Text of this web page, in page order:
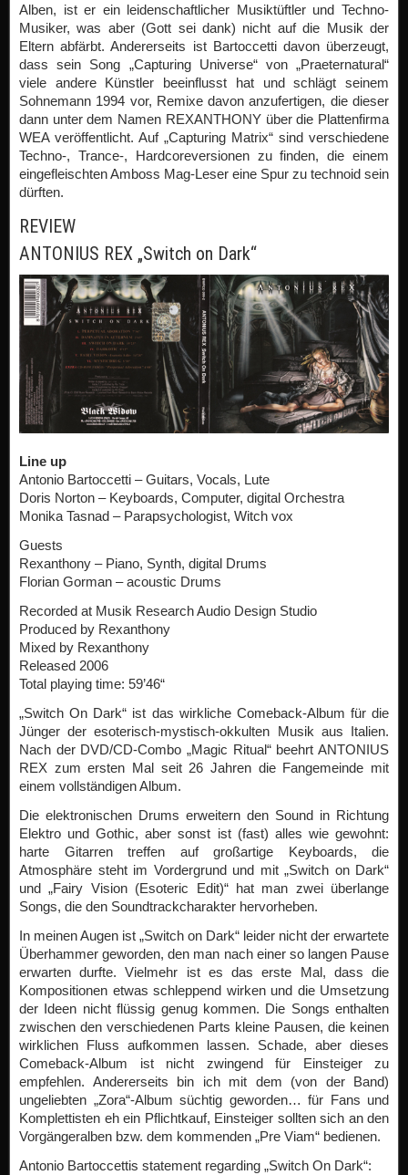
Alben, ist er ein leidenschaftlicher Musiktüftler und Techno-
Musiker, was aber (Gott sei dank) nicht auf die Musik der
Eltern abfärbt. Andererseits ist Bartoccetti davon überzeugt,
dass sein Song „Capturing Universe“ von „Praeternatural“
viele andere Künstler beeinflusst hat und schlägt seinem
Sohnemann 1994 vor, Remixe davon anzufertigen, die dieser
dann unter dem Namen REXANTHONY über die Plattenfirma
WEA veröffentlicht. Auf „Capturing Matrix“ sind verschiedene
Techno-, Trance-, Hardcoreversionen zu finden, die einem
eingefleischten Amboss Mag-Leser eine Spur zu technoid sein
dürften.
REVIEW
ANTONIUS REX „Switch on Dark“
Line up
Antonio Bartoccetti – Guitars, Vocals, Lute
Doris Norton – Keyboards, Computer, digital Orchestra
Monika Tasnad – Parapsychologist, Witch vox
Guests
Rexanthony – Piano, Synth, digital Drums
Florian Gorman – acoustic Drums
Recorded at Musik Research Audio Design Studio
Produced by Rexanthony
Mixed by Rexanthony
Released 2006
Total playing time: 59’46“
„Switch On Dark“ ist das wirkliche Comeback-Album für die
Jünger der esoterisch-mystisch-okkulten Musik aus Italien.
Nach der DVD/CD-Combo „Magic Ritual“ beehrt ANTONIUS
REX zum ersten Mal seit 26 Jahren die Fangemeinde mit
einem vollständigen Album.
Die elektronischen Drums erweitern den Sound in Richtung
Elektro und Gothic, aber sonst ist (fast) alles wie gewohnt:
harte Gitarren treffen auf großartige Keyboards, die
Atmosphäre steht im Vordergrund und mit „Switch on Dark“
und „Fairy Vision (Esoteric Edit)“ hat man zwei überlange
Songs, die den Soundtrackcharakter hervorheben.
In meinen Augen ist „Switch on Dark“ leider nicht der erwartete
Überhammer geworden, den man nach einer so langen Pause
erwarten durfte. Vielmehr ist es das erste Mal, dass die
Kompositionen etwas schleppend wirken und die Umsetzung
der Ideen nicht flüssig genug kommen. Die Songs enthalten
zwischen den verschiedenen Parts kleine Pausen, die keinen
wirklichen Fluss aufkommen lassen. Schade, aber dieses
Comeback-Album ist nicht zwingend für Einsteiger zu
empfehlen. Andererseits bin ich mit dem (von der Band)
ungeliebten „Zora“-Album süchtig geworden… für Fans und
Komplettisten eh ein Pflichtkauf, Einsteiger sollten sich an den
Vorgängeralben bzw. dem kommenden „Pre Viam“ bedienen.
Antonio Bartoccettis statement regarding „Switch On Dark“: